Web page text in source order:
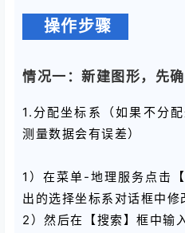
操作步骤
情况一：新建图形，先
1.分配坐标系（如果不分
测量数据会有误差）
1）在菜单-地理服务点击
出的选择坐标系对话框中修
2）然后在【搜索】框中输